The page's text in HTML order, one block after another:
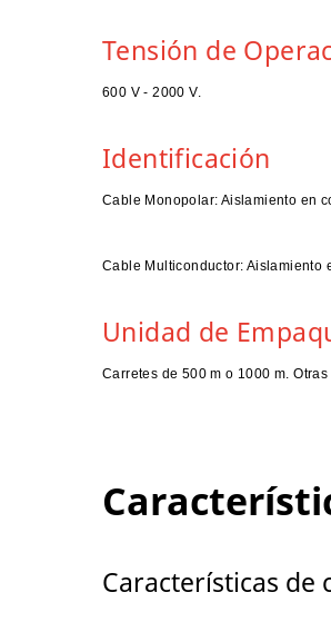
Tensión de
600 V - 2000 V.
Identificación
Cable Monopolar: Aislamiento en
Cable Multiconductor: Aislamiento
Unidad de
Carretes de 500 m o 1000 m.
Características de